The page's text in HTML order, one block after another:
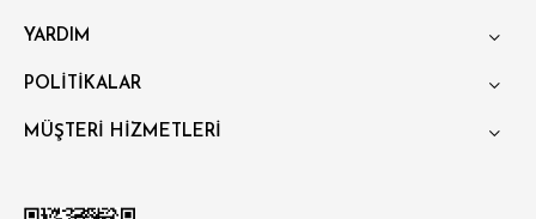
YARDIM
POLİTİKALAR
MÜŞTERİ HİZMETLERİ